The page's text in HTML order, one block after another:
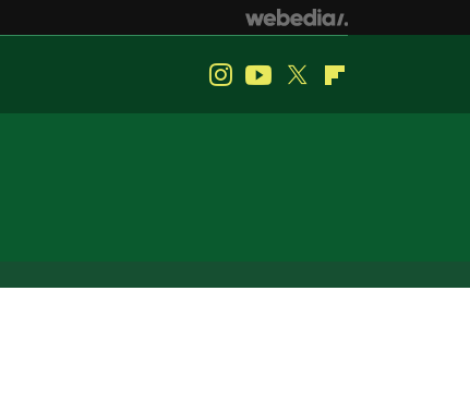
InstagramYoutube
Twitter